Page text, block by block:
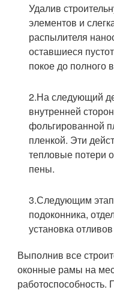
Удалив
элементов и
распылителя
оставшиеся
покое до полного
2.На следующий
внутренней
фольгированной
пленкой. Эти
тепловые потери
пены.
3.Следующим
подоконника,
установка
Выполнив все
оконные рамы на
работоспособность.